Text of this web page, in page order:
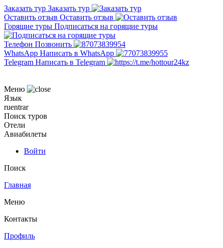
Заказать тур Заказать тур
Оставить отзыв Оставить отзыв
Горящие туры Подписаться на горящие туры
Телефон Позвонить
WhatsApp Написать в WhatsApp
Telegram Написать в Telegram
Меню
Язык
ruentrar
Поиск туров
Отели
Авиабилеты
Войти
Поиск
Главная
Меню
Контакты
Профиль